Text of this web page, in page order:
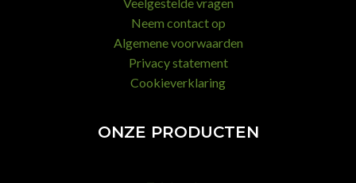
Neem contact op
Algemene voorwaarden
Privacy statement
Cookieverklaring
ONZE PRODUCTEN